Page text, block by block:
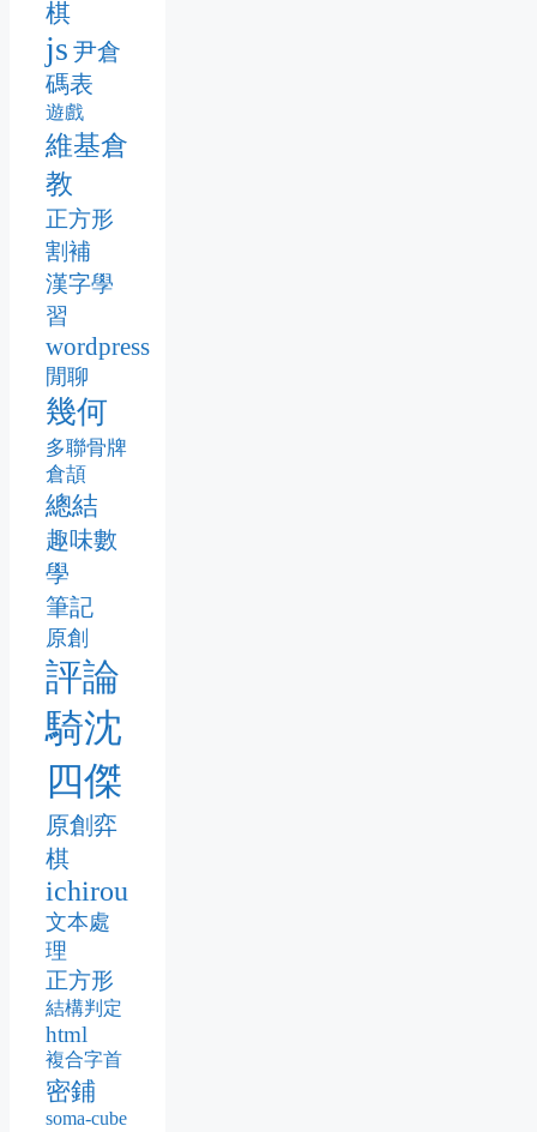
棋
js 尹倉
碼表
遊戲
維基倉
教
正方形
割補
漢字學
習
wordpress
閒聊
幾何
多聯骨牌
倉頡
總結
趣味數
學
筆記
原創
評論
騎沈
四傑
原創弈
棋
ichirou
文本處
理
正方形
結構判定
html
複合字首
密鋪
soma-cube